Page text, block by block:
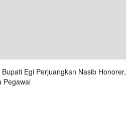
Egi Perjuangkan Nasib Honorer,
Pegawai